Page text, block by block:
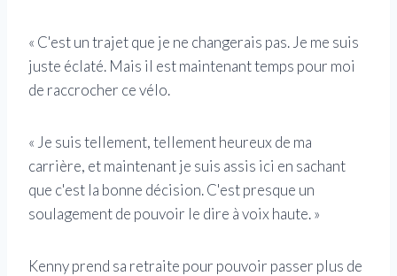
« C'est un trajet que je ne changerais pas. Je me suis
juste éclaté. Mais il est maintenant temps pour moi
de raccrocher ce vélo.
« Je suis tellement, tellement heureux de ma
carrière, et maintenant je suis assis ici en sachant
que c'est la bonne décision. C'est presque un
soulagement de pouvoir le dire à voix haute. »
Kenny prend sa retraite pour pouvoir passer plus de